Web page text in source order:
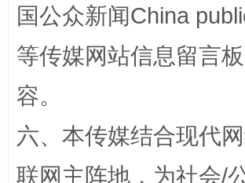
漫山遍野的桃花与雪山、麦地、白藏房
国公众新闻China
等传媒网站信息留言
容。
六、本传媒结合现代
联网主阵地，为社会/